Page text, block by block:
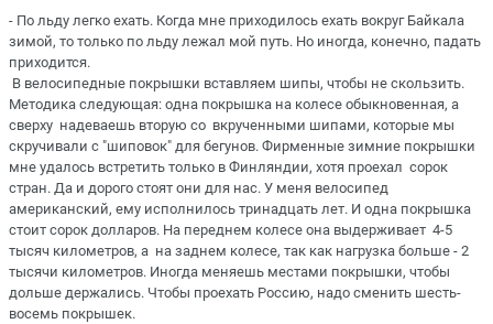
- По льду легко ехать. Когда мне приходилось ехать вокруг Байкала
зимой, то только по льду лежал мой путь. Но иногда, конечно, падать
приходится.
В велосипедные покрышки вставляем шипы, чтобы не скользить.
Методика следующая: одна покрышка на колесе обыкновенная, а
сверху надеваешь вторую со вкрученными шипами, которые мы
скручивали с "шиповок" для бегунов. Фирменные зимние покрышки
мне удалось встретить только в Финляндии, хотя проехал сорок
стран. Да и дорого стоят они для нас. У меня велосипед
американский, ему исполнилось тринадцать лет. И одна покрышка
стоит сорок долларов. На переднем колесе она выдерживает 4-5
тысяч километров, а на заднем колесе, так как нагрузка больше - 2
тысячи километров. Иногда меняешь местами покрышки, чтобы
дольше держались. Чтобы проехать Россию, надо сменить шесть-
восемь покрышек.